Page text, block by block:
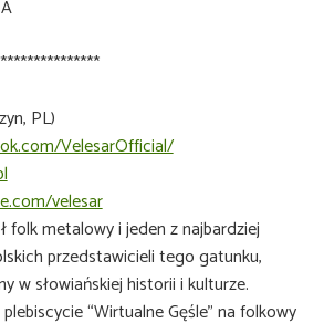
PL)
VelesarOfficial/
velesar
folk metalowy i jeden z najbardziej
przedstawicieli tego gatunku,
w słowiańskiej historii i kulturze.
“Wirtualne Gęśle” na folkowy